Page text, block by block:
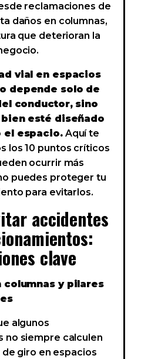
reclamaciones de
daños en columnas,
que deterioran la
vial en espacios
depende solo de
conductor, sino
esté diseñado
el espacio.Aquí te
los 10 puntos críticos
ocurrir más
puedes proteger tu
para evitarlos.
accidentes
clave
columnas y pilares
algunos
no siempre calculen
de giro en espacios